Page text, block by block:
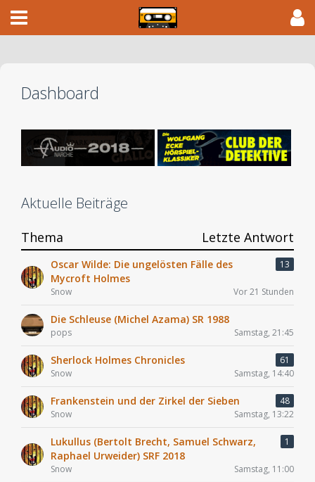
Dashboard
Aktuelle Beiträge
Thema Letzte Antwort
Oscar Wilde: Die ungelösten Fälle des
Mycroft Holmes
13
Snow Vor 21 Stunden
Die Schleuse (Michel Azama) SR 1988
pops Samstag, 21:45
Sherlock Holmes Chronicles
61
Snow
Samstag, 14:40
Frankenstein und der Zirkel der Sieben
48
Snow
Samstag, 13:22
Lukullus (Bertolt Brecht, Samuel Schwarz,
Raphael Urweider) SRF 2018
1
Snow Samstag, 11:00